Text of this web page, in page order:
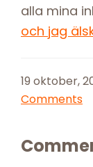
alla mina
och jag
19 oktober,
Comments
Reader